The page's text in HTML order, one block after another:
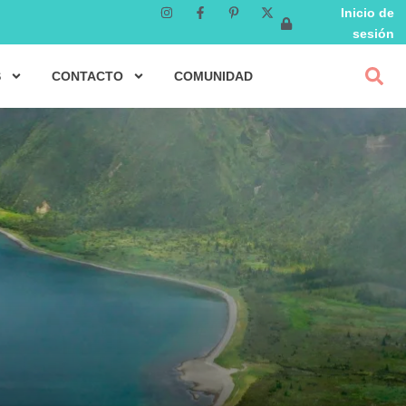
Inicio de
sesión
CONTACTO COMUNIDAD